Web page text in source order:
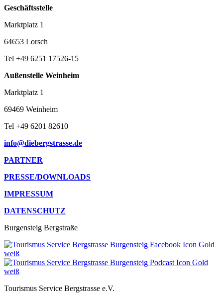
Geschäftsstelle
Marktplatz 1
64653 Lorsch
Tel +49 6251 17526-15
Außenstelle Weinheim
Marktplatz 1
69469 Weinheim
Tel +49 6201 82610
info@diebergstrasse.de
PARTNER
PRESSE/DOWNLOADS
IMPRESSUM
DATENSCHUTZ
Burgensteig Bergstraße
Tourismus Service Bergstrasse e.V.